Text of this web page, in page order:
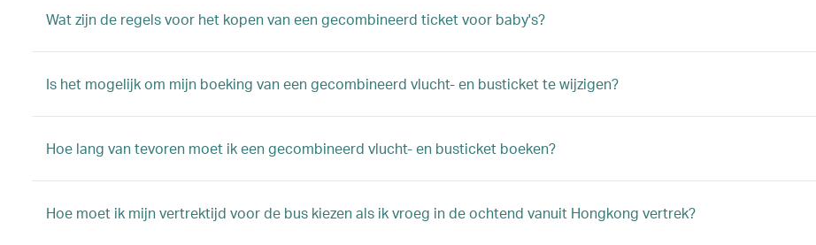
Wat zijn de regels voor het kopen van een gecombineerd ticket voor baby's?
Is het mogelijk om mijn boeking van een gecombineerd vlucht- en busticket te wijzigen?
Hoe lang van tevoren moet ik een gecombineerd vlucht- en busticket boeken?
Hoe moet ik mijn vertrektijd voor de bus kiezen als ik vroeg in de ochtend vanuit Hongkong vertrek?